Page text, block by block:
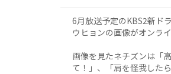
6月放送予定のKBS2新ド
ウヒョンの画像がオンラ
画像を見たネチズンは「
て！」、「肩を怪我した